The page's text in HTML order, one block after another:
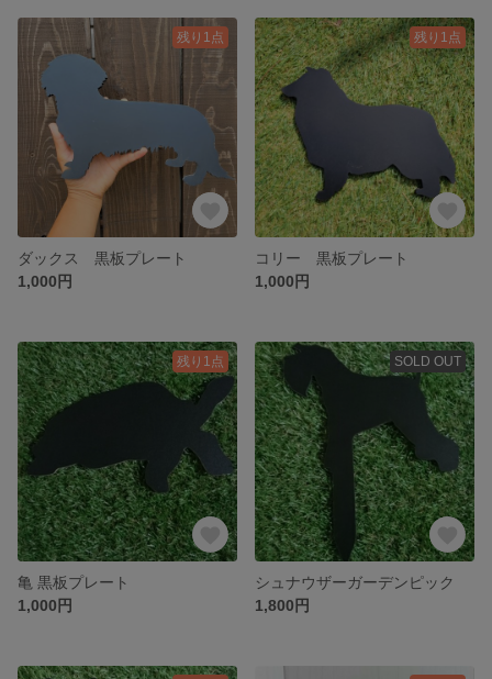
残り1点
ダックス 黒板プレート
1,000円
残り1点
コリー 黒板プレート
1,000円
残り1点
亀 黒板プレート
1,000円
SOLD OUT
シュナウザーガーデンピック
1,800円